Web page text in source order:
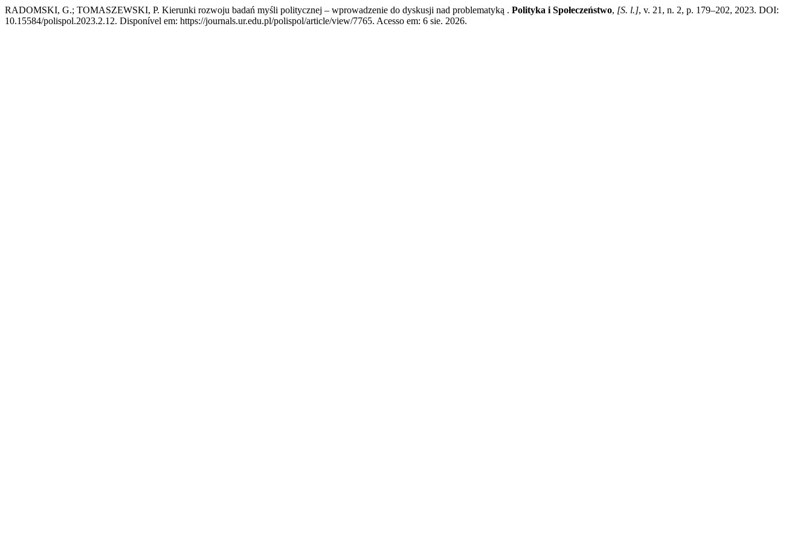
RADOMSKI, G.; TOMASZEWSKI, P. Kierunki rozwoju badań myśli politycznej – wprowadzenie do dyskusji nad problematyką . Polityka i Społeczeństwo, [S. l.], v. 21, n. 2, p. 179–202, 2023. DOI:
10.15584/polispol.2023.2.12. Disponível em: https://journals.ur.edu.pl/polispol/article/view/7765. Acesso em: 6 sie. 2026.